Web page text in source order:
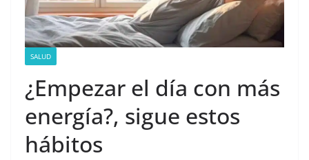
SALUD
¿Empezar el día con más
energía?, sigue estos
hábitos